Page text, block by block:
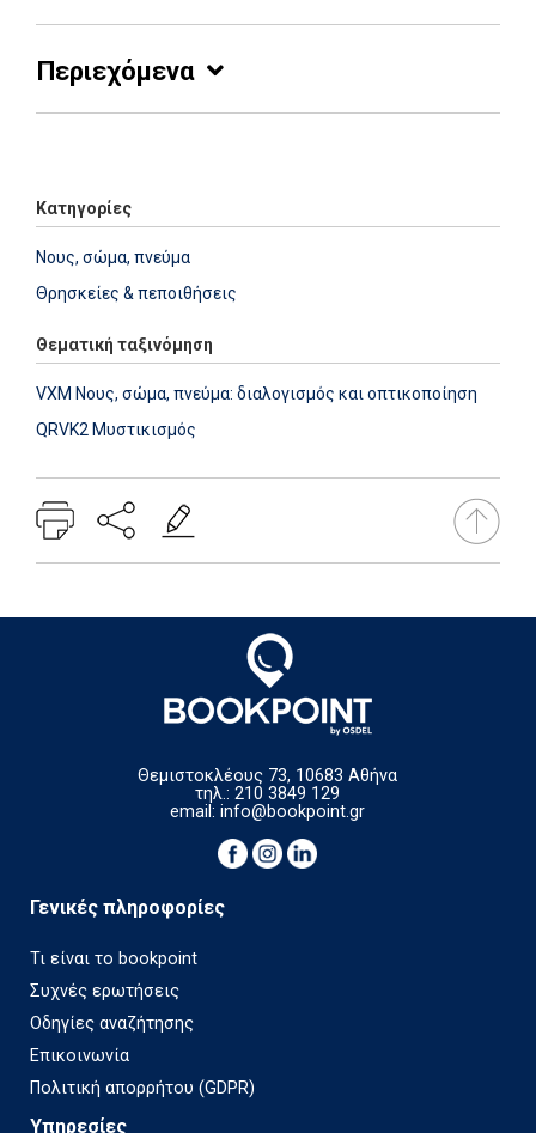
Περιεχόμενα
Κατηγορίες
Νους, σώμα, πνεύμα
Θρησκείες & πεποιθήσεις
Θεματική ταξινόμηση
VXM Νους, σώμα, πνεύμα: διαλογισμός και οπτικοποίηση
QRVK2 Μυστικισμός
Θεμιστοκλέους 73, 10683 Αθήνα
τηλ.: 210 3849 129
email:info@bookpoint.gr
Γενικές πληροφορίες
Τι είναι το bookpoint
Συχνές ερωτήσεις
Οδηγίες αναζήτησης
Επικοινωνία
Πολιτική απορρήτου (GDPR)
Υπηρεσίες